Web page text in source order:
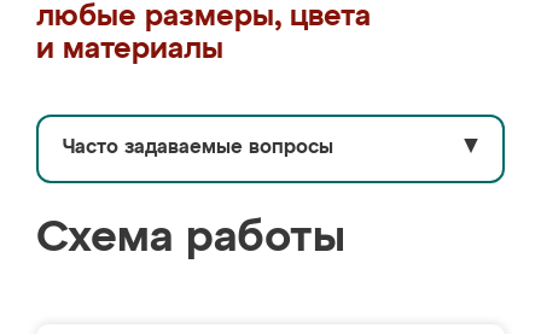
любые размеры, цвета
и материалы
Часто задаваемые вопросы ▼
Схема работы